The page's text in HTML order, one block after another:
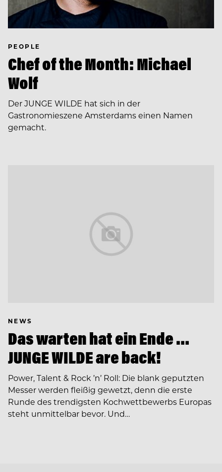
PEOPLE
Chef of the Month: Michael
Wolf
Der JUNGE WILDE hat sich in der
Gastronomieszene Amsterdams einen Namen
gemacht.
NEWS
Das warten hat ein Ende …
JUNGE WILDE are back!
Power, Talent & Rock ’n’ Roll: Die blank geputzten
Messer werden fleißig gewetzt, denn die erste
Runde des trendigsten Kochwettbewerbs Europas
steht unmittelbar bevor. Und…